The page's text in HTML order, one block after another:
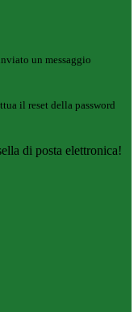
un messaggio
il reset della password
di posta elettronica!